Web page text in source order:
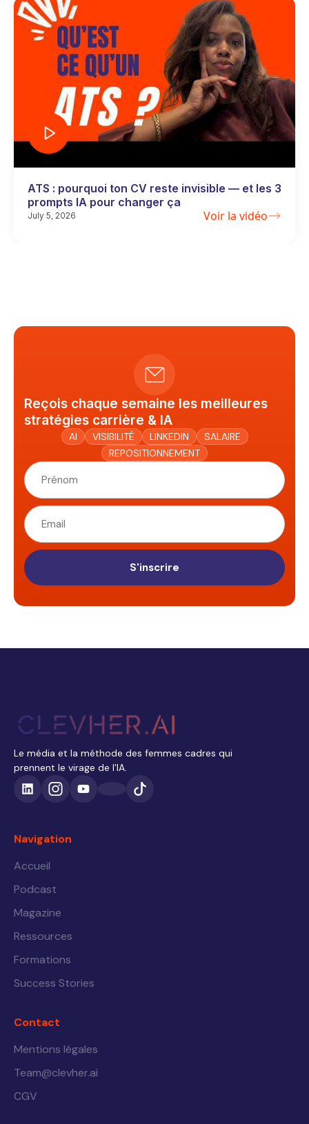
ATS : pourquoi ton CV reste invisible — et les 3
prompts IA pour changer ça
July 5, 2026 Voir la vidéo
Reçois chaque semaine les meilleures
stratégies carrière & IA
AI VISIBILITÉ LINKEDIN
SALAIRE
REPOSITIONNEMENT
S'inscrire
Le média et la méthode des femmes cadres qui
prennent le virage de l'IA.
Navigation
Accueil
Podcast
Magazine
Ressources
Formations
Success Stories
Contact
Mentions légales
Team@clevher.ai
CGV